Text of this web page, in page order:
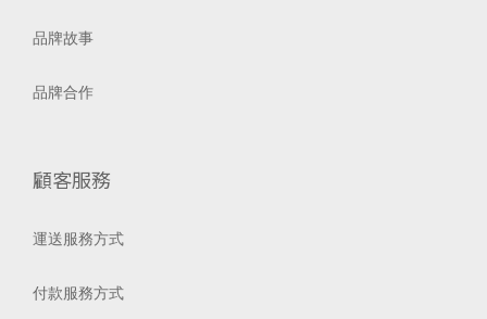
品牌故事
品牌合作
顧客服務
運送服務方式
付款服務方式